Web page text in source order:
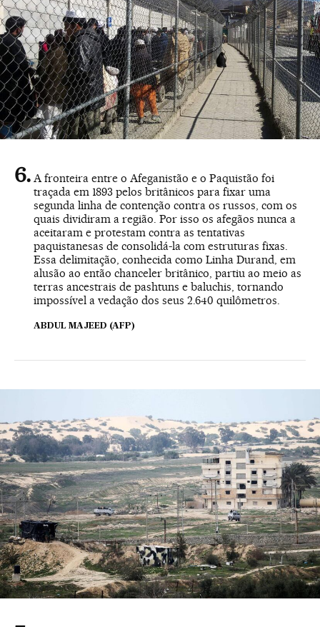
A fronteira entre o Afeganistão e o Paquistão foi
traçada em 1893 pelos britânicos para fixar uma
segunda linha de contenção contra os russos, com os
quais dividiram a região. Por isso os afegãos nunca a
aceitaram e protestam contra as tentativas
paquistanesas de consolidá-la com estruturas fixas.
Essa delimitação, conhecida como Linha Durand, em
alusão ao então chanceler britânico, partiu ao meio as
terras ancestrais de pashtuns e baluchis, tornando
impossível a vedação dos seus 2.640 quilômetros.
ABDUL MAJEED (AFP)